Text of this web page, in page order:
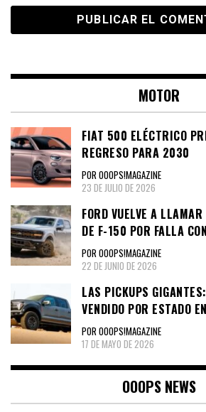
MOTOR
FIAT 500 ELÉCTRICO
REGRESO PARA 2030
POR OOOPS!MAGAZINE
23 DE JULIO DE 2026
FORD VUELVE A
DE F-150 POR FALLA
POR OOOPS!MAGAZINE
22 DE JUNIO DE 2026
LAS PICKUPS
VENDIDO POR ESTADO
POR OOOPS!MAGAZINE
17 DE MAYO DE 2026
OOOPS NEWS